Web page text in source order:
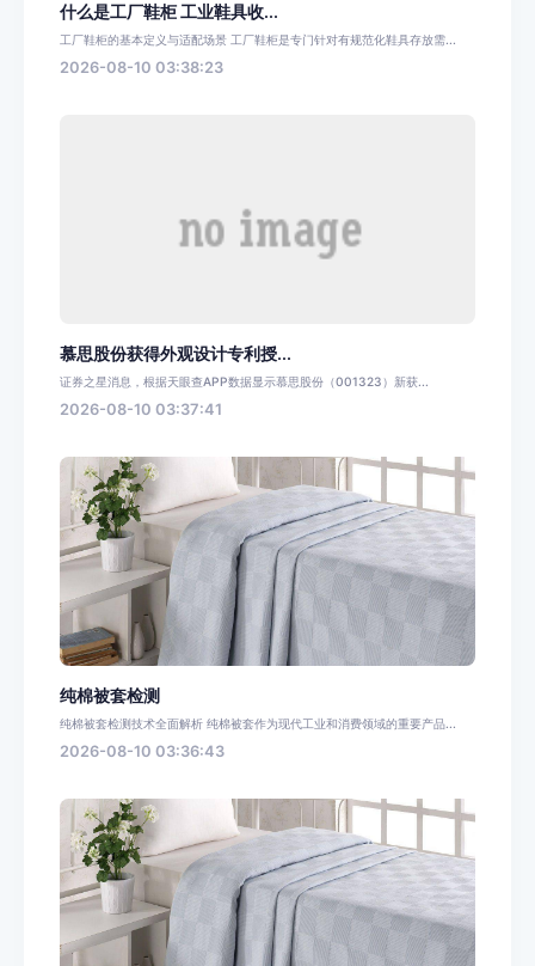
什么是工厂鞋柜 工业鞋具收...
工厂鞋柜的基本定义与适配场景 工厂鞋柜是专门针对有规范化鞋具存放需...
2026-08-10 03:38:23
慕思股份获得外观设计专利授...
证券之星消息，根据天眼查APP数据显示慕思股份（001323）新获...
2026-08-10 03:37:41
纯棉被套检测
纯棉被套检测技术全面解析 纯棉被套作为现代工业和消费领域的重要产品...
2026-08-10 03:36:43